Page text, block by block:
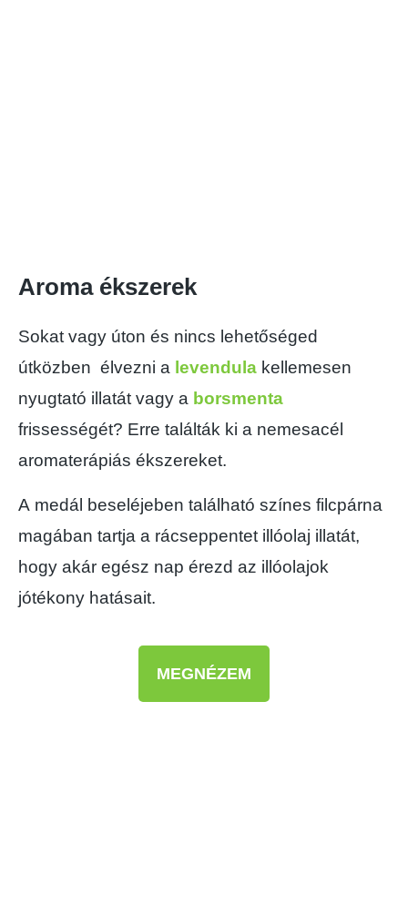
Aroma ékszerek
Sokat vagy úton és nincs lehetőséged
útközben élvezni a levendula kellemesen
nyugtató illatát vagy a borsmenta
frissességét? Erre találták ki a nemesacél
aromaterápiás ékszereket.
A medál beseléjeben található színes filcpárna
magában tartja a rácseppentet illóolaj illatát,
hogy akár egész nap érezd az illóolajok
jótékony hatásait.
MEGNÉZEM